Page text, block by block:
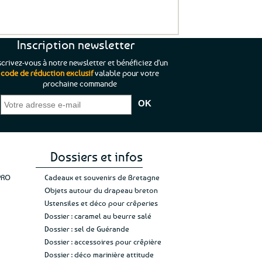
je pouvais pas
;)
mon achat et
rien”Jade C.
“C’est agréable et tout aussi rassurant
de constater qu’il n’y a pas de petite
commande, mais un client à satisfaire.”
Inscription newsletter
vous à notre newsletter et bénéficiez d'un
code de réduction exclusifvalable pour votre
prochaine commande
Dossiers et infos
Cadeaux et souvenirs de Bretagne
Objets autour du drapeau breton
Ustensiles et déco pour crêperies
Dossier : caramel au beurre salé
Dossier : sel de Guérande
Dossier : accessoires pour crêpière
Dossier : déco marinière attitude